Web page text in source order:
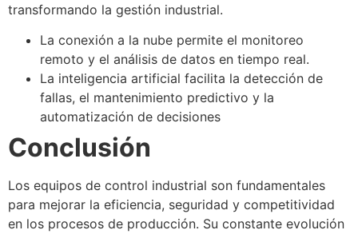
transformando la gestión industrial.
La conexión a la nube permite el monitoreo
remoto y el análisis de datos en tiempo real.
La inteligencia artificial facilita la detección de
fallas, el mantenimiento predictivo y la
automatización de decisiones
Conclusión
Los equipos de control industrial son fundamentales
para mejorar la eficiencia, seguridad y competitividad
en los procesos de producción. Su constante evolución